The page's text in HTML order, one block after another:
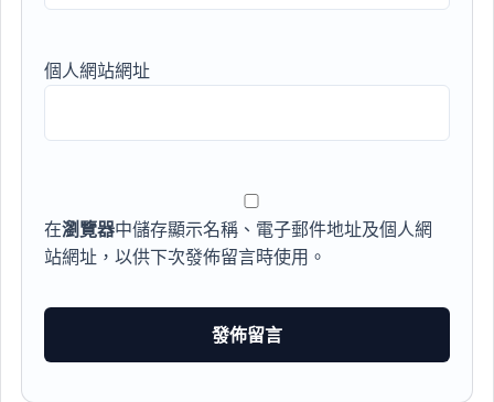
個人網站網址
在瀏覽器中儲存顯示名稱、電子郵件地址及個人網
站網址，以供下次發佈留言時使用。